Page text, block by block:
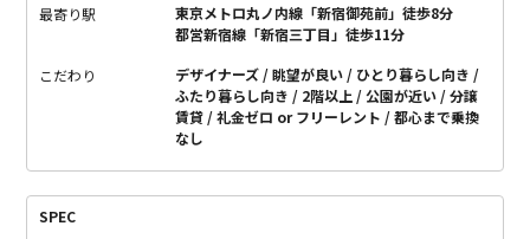
最寄り駅
東京メトロ丸ノ内線「新宿御苑前」徒歩8分
都営新宿線「新宿三丁目」徒歩11分
こだわり デザイナーズ 眺望が良い
ひとり暮らし向き
ふたり暮らし向き
2階以上 公園が近い
分譲
賃貸
礼金ゼロ or フリーレント
都心まで乗換
なし
SPEC